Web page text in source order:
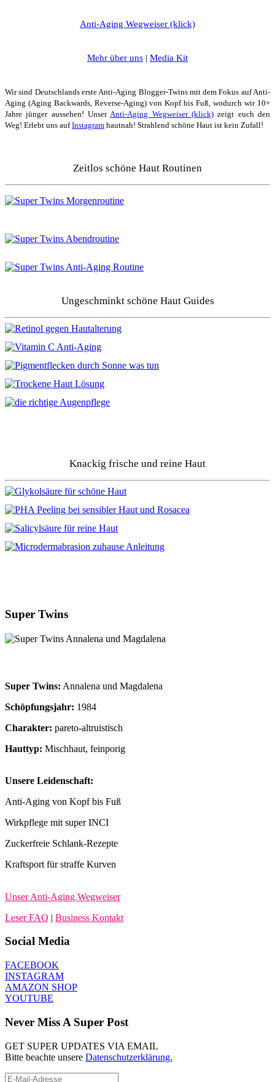
Anti-Aging Wegweiser (klick)
Mehr über uns | Media Kit
Wir sind Deutschlands erste Anti-Aging Blogger-Twins mit dem Fokus auf Anti-
Aging (Aging Backwards, Reverse-Aging) von Kopf bis Fuß, wodurch wir 10+
Jahre jünger aussehen! UnserAnti-Aging Wegweiser (klick) zeigt euch den
Weg! Erlebt uns aufInstagram hautnah! Strahlend schöne Haut ist kein Zufall!
Zeitlos schöne Haut Routinen
Ungeschminkt schöne Haut Guides
Knackig frische und reine Haut
Super Twins
Super Twins: Annalena und Magdalena
Schöpfungsjahr: 1984
Charakter: pareto-altruistisch
Hauttyp: Mischhaut, feinporig
Unsere Leidenschaft:
Anti-Aging von Kopf bis Fuß
Wirkpflege mit super INCI
Zuckerfreie Schlank-Rezepte
Kraftsport für straffe Kurven
Unser Anti-Aging Wegweiser
Leser FAQ | Business Kontakt
Social Media
FACEBOOK
INSTAGRAM
AMAZON SHOP
YOUTUBE
Never Miss A Super Post
GET SUPER UPDATES VIA EMAIL
Bitte beachte unsere Datenschutzerklärung.
E-